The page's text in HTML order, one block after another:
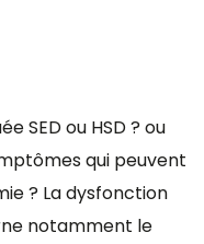
SED ou HSD ? ou
qui peuvent
? La dysfonction
notamment le